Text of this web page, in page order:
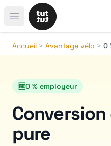
Open main menu
Accueil > Avantage vélo > 0
🆓0 % employeur
pure